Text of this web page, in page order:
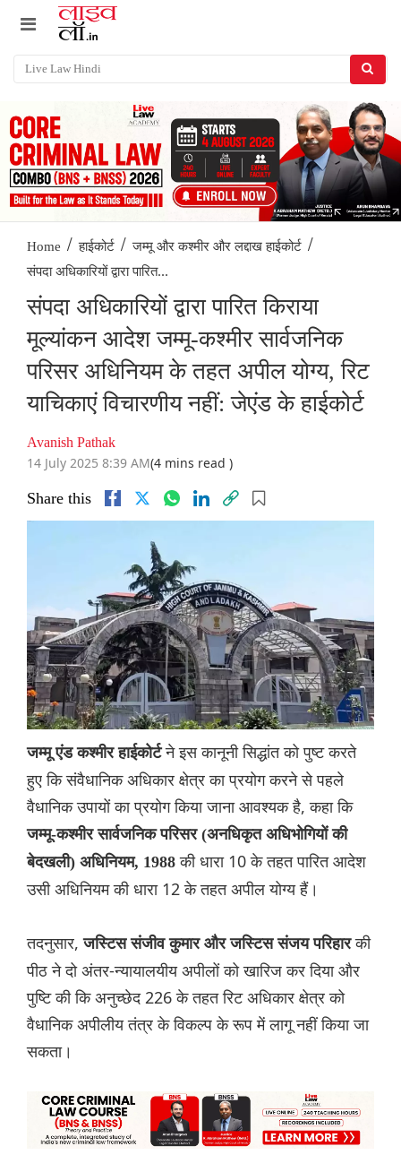
Home / हाईकोर्ट / जम्मू और कश्मीर और लद्दाख हाईकोर्ट /
संपदा अधिकारियों द्वारा पारित...
संपदा अधिकारियों द्वारा पारित किराया
मूल्यांकन आदेश जम्मू-कश्मीर सार्वजनिक
परिसर अधिनियम के तहत अपील योग्य, रिट
याचिकाएं विचारणीय नहीं: जेएंड के हाईकोर्ट
Avanish Pathak
14 July 2025 8:39 AM(4 mins read )
Share this
जम्‍मू एंड कश्मीर हाईकोर्टने इस कानूनी सिद्धांत को पुष्ट करते
हुए कि संवैधानिक अधिकार क्षेत्र का प्रयोग करने से पहले
वैधानिक उपायों का प्रयोग किया जाना आवश्यक है, कहा कि
जम्मू-कश्मीर सार्वजनिक परिसर (अनधिकृत अधिभोगियों की
बेदखली) अधिनियम, 1988की धारा 10 के तहत पारित आदेश
उसी अधिनियम की धारा 12 के तहत अपील योग्य हैं।
तदनुसार,जस्टिस संजीव कुमार और जस्टिस संजय परिहारकी
पीठ ने दो अंतर-न्यायालयीय अपीलों को खारिज कर दिया और
पुष्टि की कि अनुच्छेद 226 के तहत रिट अधिकार क्षेत्र को
वैधानिक अपीलीय तंत्र के विकल्प के रूप में लागू नहीं किया जा
सकता।